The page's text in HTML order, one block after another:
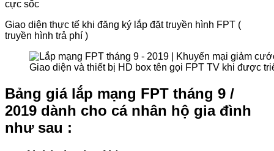
Giao diện thực tế khi đăng ký lắp đặt truyền hình FPT (
truyền hình trả phí )
Giao diện và thiết bị HD box tên gọi FPT TV khi được
Bảng giá lắp mạng FPT tháng 9 /
2019 dành cho cá nhân hộ gia đình
như sau :